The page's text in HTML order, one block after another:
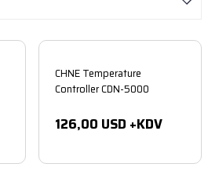
CHNE Temperature
Controller CDN-5000
126,00 USD +KDV